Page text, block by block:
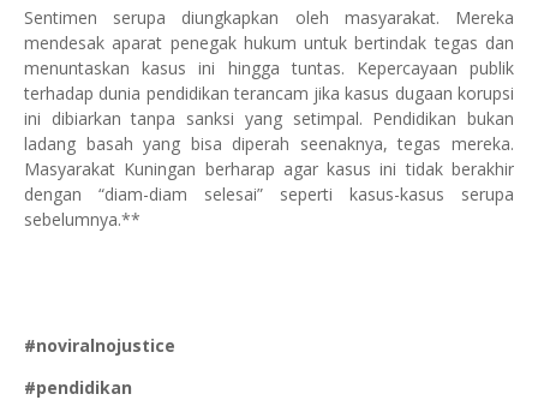
Sentimen serupa diungkapkan oleh masyarakat. Mereka
mendesak aparat penegak hukum untuk bertindak tegas dan
menuntaskan kasus ini hingga tuntas. Kepercayaan publik
terhadap dunia pendidikan terancam jika kasus dugaan korupsi
ini dibiarkan tanpa sanksi yang setimpal. Pendidikan bukan
ladang basah yang bisa diperah seenaknya, tegas mereka.
Masyarakat Kuningan berharap agar kasus ini tidak berakhir
dengan “diam-diam selesai” seperti kasus-kasus serupa
sebelumnya.**
#noviralnojustice
#pendidikan